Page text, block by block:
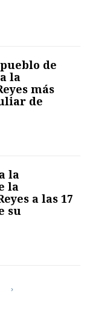
de
la
más
de
la
la
a las 17
su
›